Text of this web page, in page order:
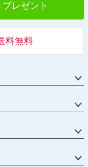
レゼント
料無料